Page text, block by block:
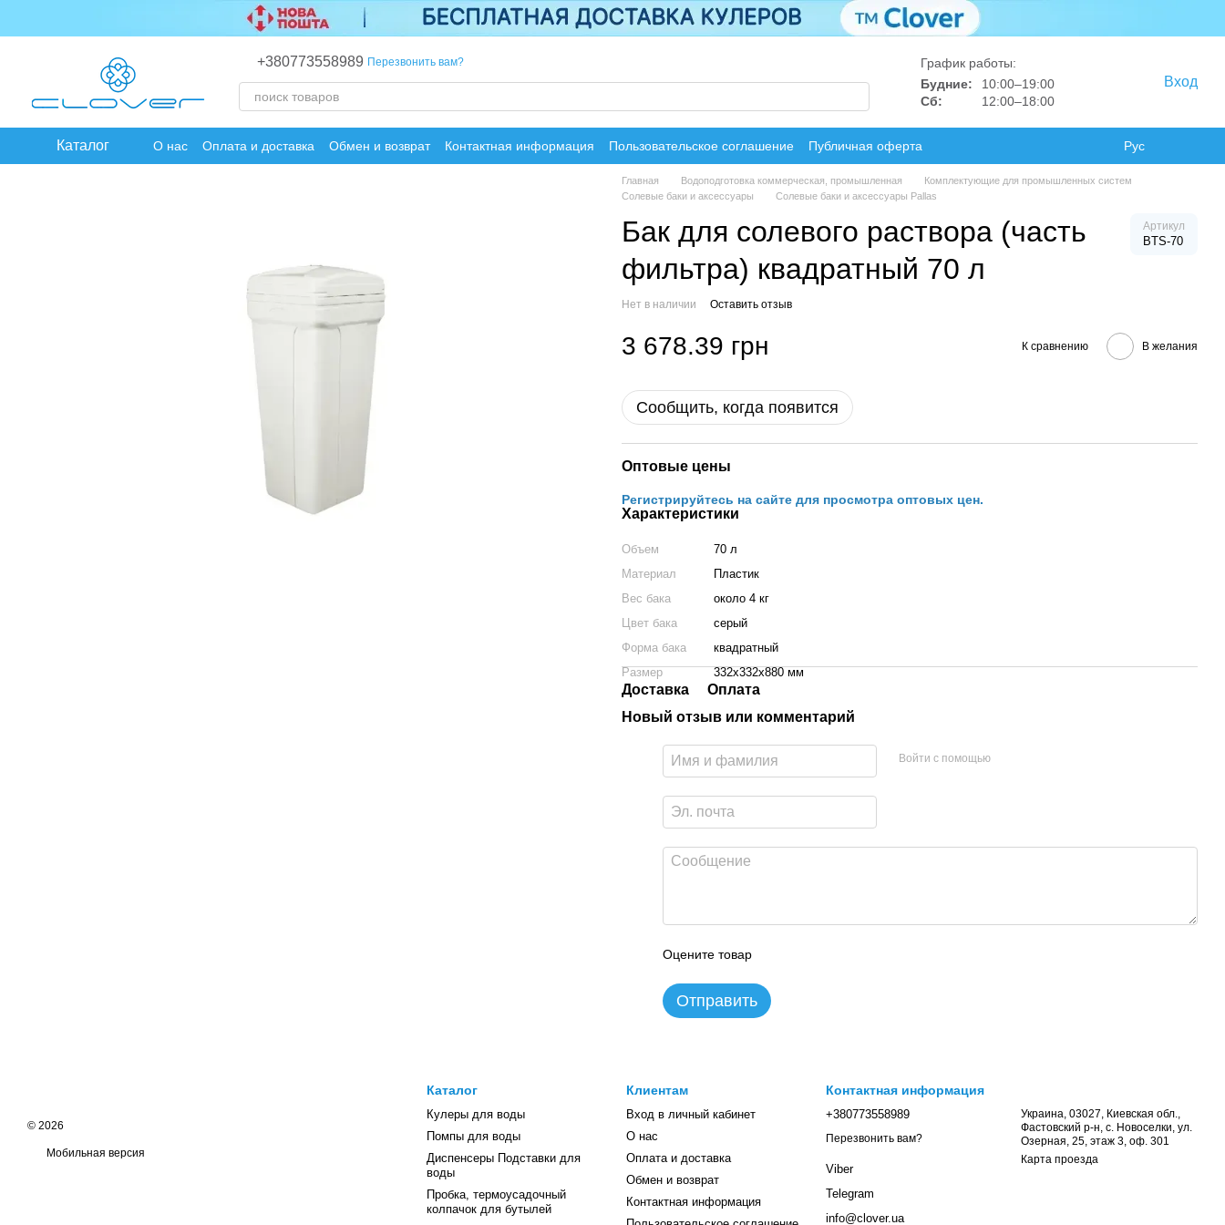
+380773558989 Перезвонить вам?
График работы:
Будние:
10:00–19:00
Сб:
12:00–18:00
Вход
Каталог О нас Оплата и доставка Обмен и возврат Контактная информация Пользовательское соглашение Публичная оферта Рус
Главная Водоподготовка коммерческая, промышленная
Комплектующие для промышленных систем
Солевые баки и аксессуары
Солевые баки и аксессуары Pallas
Бак для солевого раствора (часть
фильтра) квадратный 70 л
Артикул
BTS-70
Нет в наличии Оставить отзыв
3 678.39 грн К сравнению В желания
Сообщить, когда появится
Оптовые цены
Регистрируйтесь на сайте для просмотра оптовых цен.
Характеристики
Объем
70 л
Материал
Пластик
Вес бака
около 4 кг
Цвет бака
серый
Форма бака
квадратный
Размер
332x332x880 мм
Доставка
Оплата
Новый отзыв или комментарий
Войти с помощью
Оцените товар
Отправить
© 2026
Мобильная версия
Каталог
Кулеры для воды
Помпы для воды
Диспенсеры Подставки для
воды
Пробка, термоусадочный
колпачок для бутылей
Клиентам
Вход в личный кабинет
О нас
Оплата и доставка
Обмен и возврат
Контактная информация
Контактная информация
+380773558989
Перезвонить вам?
Viber
Telegram
info@clover.ua
Украина, 03027, Киевская обл.,
Фастовский р-н, с. Новоселки, ул.
Озерная, 25, этаж 3, оф. 301
Карта проезда